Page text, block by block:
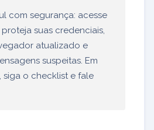
com segurança: acesse
suas credenciais,
atualizado e
suspeitas. Em
siga o checklist e fale